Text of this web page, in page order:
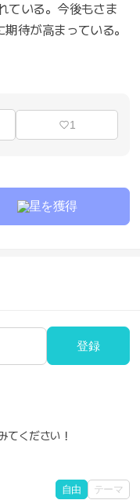
ている。今後もさま
待が高まっている。
1
星を獲得
登録
てください！
自由 テーマ